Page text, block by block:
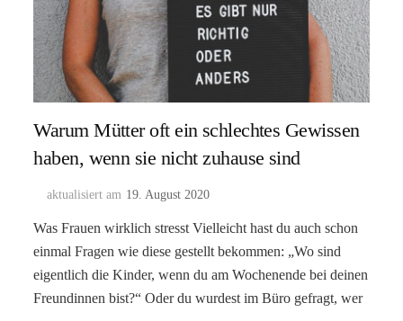
Warum Mütter oft ein schlechtes Gewissen
haben, wenn sie nicht zuhause sind
aktualisiert am 19. August 2020
Was Frauen wirklich stresst Vielleicht hast du auch schon
einmal Fragen wie diese gestellt bekommen: „Wo sind
eigentlich die Kinder, wenn du am Wochenende bei deinen
Freundinnen bist?“ Oder du wurdest im Büro gefragt, wer